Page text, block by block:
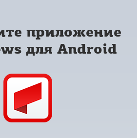
приложение
для Android